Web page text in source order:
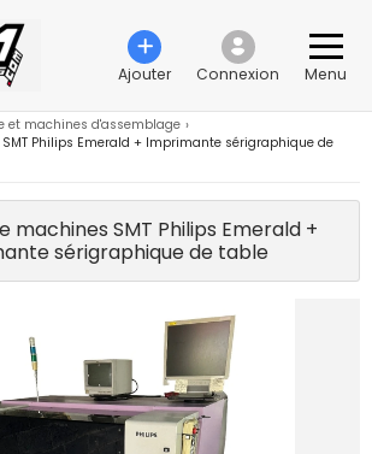
Ajouter Connexion Menu
et machines d'assemblage ›
Philips Emerald + Imprimante sérigraphique de
machines SMT Philips Emerald +
sérigraphique de table